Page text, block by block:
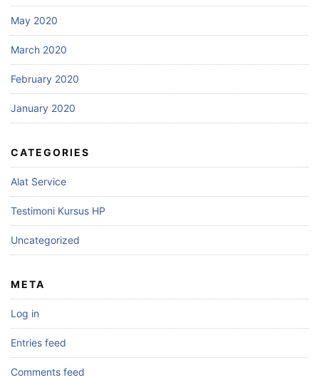
May 2020
March 2020
February 2020
January 2020
CATEGORIES
Alat Service
Testimoni Kursus HP
Uncategorized
META
Log in
Entries feed
Comments feed